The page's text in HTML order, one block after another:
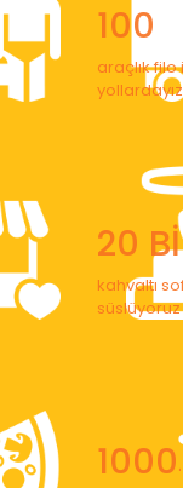
100
araçlık filo
yollardayız
20
kahvaltı
süslüyoruz
1000'